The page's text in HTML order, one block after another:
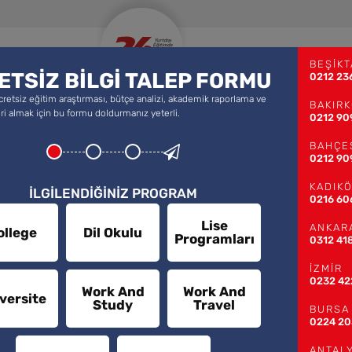
YURTDIŞINDA LİSE
Eğitimi?
Eğitimi?
BİLGİ TALEP FORMU
eğitim araştırması, bütçe analizi, akademik raporlama ve
almak için bu formu doldurmanız yeterli.
İLGİLENDİĞİNİZ PROGRAM
Dil Okulu
Lise
Programları
Work And
Study
Work And
Travel
0212
0212
0212
0216
0312
İZMİR
0232
BURSA
0224